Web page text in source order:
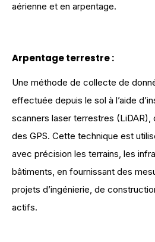
aérienne et en arpentage.
Arpentage terrestre:
Une méthode de collecte de
effectuée depuis le sol à l’aide
scanners laser terrestres
des GPS. Cette technique est
avec précision les terrains, les
bâtiments, en fournissant des
projets d’ingénierie, de
actifs.